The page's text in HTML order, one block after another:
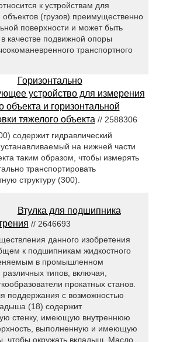
к устройствам для
(грузов) преимущественно
поверхности и может быть
качестве подвижной опоры
транспортного
Горизонтально
устройство для измерения
объекта и горизонтальной
тяжелого объекта // 2588306
содержит гидравлический
на нижней части
таким образом, чтобы измерять
транспортировать
структуру (300).
Втулка для подшипника
// 2646693
данного изобретения
к подшипникам жидкостного
в промышленном
типов, включая,
прокатных станов.
поддержания с возможностью
(18) содержит
стенку, имеющую внутреннюю
выполненную и имеющую
чтобы окружать вкладыш. Масло